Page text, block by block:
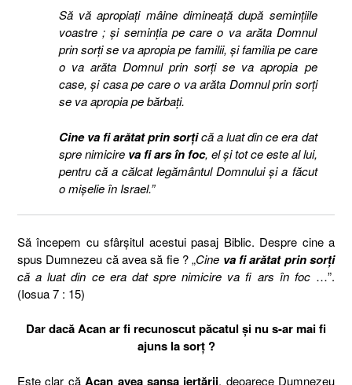
Să vă apropiaţi mâine dimineaţă după seminţiile
voastre ; şi seminţia pe care o va arăta Domnul
prin sorţi se va apropia pe familii, şi familia pe care
o va arăta Domnul prin sorţi se va apropia pe
case, şi casa pe care o va arăta Domnul prin sorţi
se va apropia pe bărbaţi.
Cine va fi arătat prin sorţică a luat din ce era dat
spre nimicire va fi ars în foc, el şi tot ce este al lui,
pentru că a călcat legământul Domnului şi a făcut
o mişelie în Israel.”
Să începem cu sfârșitul acestui pasaj Biblic. Despre cine a
spus Dumnezeu că avea să fie ? „Cine va fi arătat prin sorţi
că a luat din ce era dat spre nimicire va fi ars în foc…”.
(Iosua 7 : 15)
Dar dacă Acan ar fi recunoscut păcatul și nu s-ar mai fi
ajuns la sorț ?
Este clar căAcan avea șansa iertării, deoarece Dumnezeu